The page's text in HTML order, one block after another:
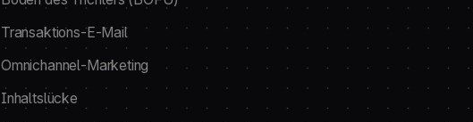
Transaktions-E-Mail
Omnichannel-Marketing
Inhaltslücke